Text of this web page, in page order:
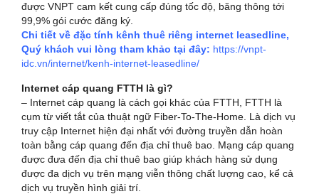
được VNPT cam kết cung cấp đúng tốc độ, băng thông tới
99,9% gói cước đăng ký.
Chi tiết về đặc tính kênh thuê riêng internet leasedline,
Quý khách vui lòng tham khảo tại đây: https://vnpt-
idc.vn/internet/kenh-internet-leasedline/
Internet cáp quang FTTH là gì?
– Internet cáp quang là cách gọi khác của FTTH, FTTH là
cụm từ viết tắt của thuật ngữ Fiber-To-The-Home. Là dịch vụ
truy cập Internet hiện đại nhất với đường truyền dẫn hoàn
toàn bằng cáp quang đến địa chỉ thuê bao. Mạng cáp quang
được đưa đến địa chỉ thuê bao giúp khách hàng sử dụng
được đa dịch vụ trên mạng viễn thông chất lượng cao, kể cả
dịch vụ truyền hình giải trí.